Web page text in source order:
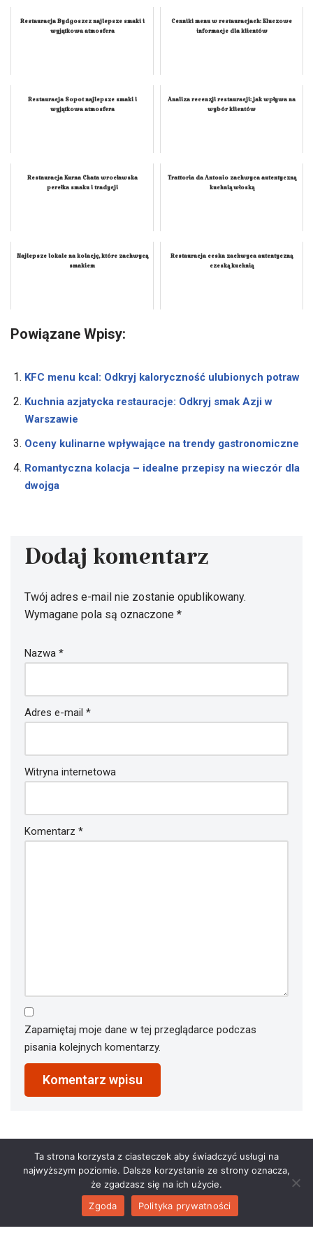
Restauracja Bydgoszcz najlepsze smaki i
wyjątkowa atmosfera
Cenniki menu w restauracjach: Kluczowe
informacje dla klientów
Restauracja Sopot najlepsze smaki i
wyjątkowa atmosfera
Analiza recenzji restauracji: jak wpływa na
wybór klientów
Restauracja Kurna Chata wrocławska
perełka smaku i tradycji
Trattoria da Antonio zachwyca autentyczną
kuchnią włoską
Najlepsze lokale na kolację, które zachwycą
smakiem
Restauracja ceska zachwyca autentyczną
czeską kuchnią
Powiązane Wpisy:
KFC menu kcal: Odkryj kaloryczność ulubionych potraw
Kuchnia azjatycka restauracje: Odkryj smak Azji w
Warszawie
Oceny kulinarne wpływające na trendy gastronomiczne
Romantyczna kolacja – idealne przepisy na wieczór dla
dwojga
Dodaj komentarz
Twój adres e-mail nie zostanie opublikowany.
Wymagane pola są oznaczone *
Nazwa *
Adres e-mail *
Witryna internetowa
Komentarz *
Zapamiętaj moje dane w tej przeglądarce podczas
pisania kolejnych komentarzy.
2023 © restauracjaathena.pl. All Rights Reserved.
Ta strona korzysta z ciasteczek aby świadczyć usługi na
najwyższym poziomie. Dalsze korzystanie ze strony oznacza,
że zgadzasz się na ich użycie.
Zgoda
Polityka prywatności